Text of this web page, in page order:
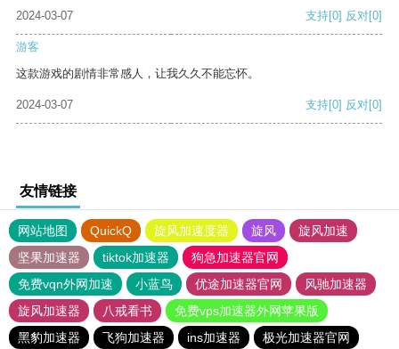
2024-03-07 支持[0] 反对[0]
游客
这款游戏的剧情非常感人，让我久久不能忘怀。
2024-03-07 支持[0] 反对[0]
友情链接
网站地图 QuickQ 旋风加速度器 旋风
旋风加速
坚果加速器
tiktok加速器
狗急加速器官网
免费vqn外网加速
小蓝鸟 优途加速器官网
风驰加速器
旋风加速器
八戒看书
免费vps加速器外网苹果版
黑豹加速器
飞狗加速器 ins加速器
极光加速器官网